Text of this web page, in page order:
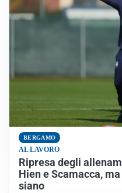
BERGAMO
AL LAVORO
Ripresa degli
Hien e Scamacca,
siano